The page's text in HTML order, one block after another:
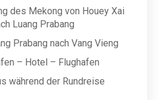
des Mekong von Houey Xai
Luang Prabang
Prabang nach Vang Vieng
– Hotel – Flughafen
während der Rundreise